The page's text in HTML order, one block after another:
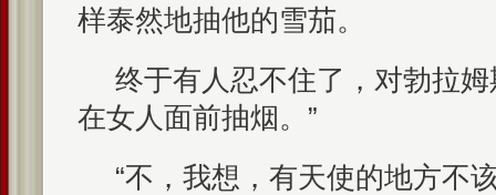
样泰然地抽他的雪茄。
终于有人忍不住了，对勃拉
在女人面前抽烟。”
“不，我想，有天使的地方不